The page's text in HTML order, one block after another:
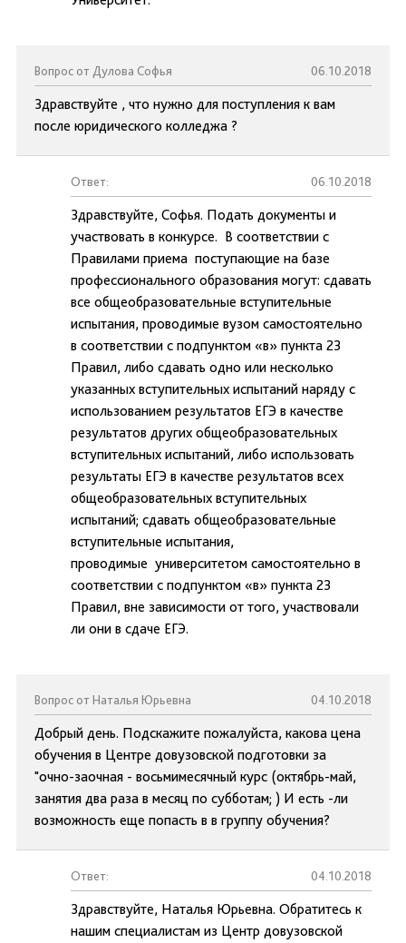
Вопрос от Дулова Софья 06.10.2018
Здравствуйте , что нужно для поступления к вам
после юридического колледжа ?
Ответ: 06.10.2018
Здравствуйте, Софья. Подать документы и
участвовать в конкурсе. В соответствии с
Правилами приема поступающие на базе
профессионального образования могут: сдавать
все общеобразовательные вступительные
испытания, проводимые вузом самостоятельно
в соответствии с подпунктом «в» пункта 23
Правил, либо сдавать одно или несколько
указанных вступительных испытаний наряду с
использованием результатов ЕГЭ в качестве
результатов других общеобразовательных
вступительных испытаний, либо использовать
результаты ЕГЭ в качестве результатов всех
общеобразовательных вступительных
испытаний; сдавать общеобразовательные
вступительные испытания,
проводимые университетом самостоятельно в
соответствии с подпунктом «в» пункта 23
Правил, вне зависимости от того, участвовали
ли они в сдаче ЕГЭ.
Вопрос от Наталья Юрьевна 04.10.2018
Добрый день. Подскажите пожалуйста, какова цена
обучения в Центре довузовской подготовки за
"очно-заочная - восьмимесячный курс (октябрь-май,
занятия два раза в месяц по субботам; ) И есть -ли
возможность еще попасть в в группу обучения?
Ответ: 04.10.2018
Здравствуйте, Наталья Юрьевна. Обратитесь к
нашим специалистам из Центр довузовской